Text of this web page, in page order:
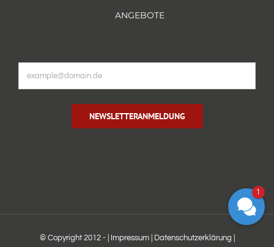
ANGEBOTE
NEWSLETTERANMELDUNG
© Copyright 2012 - Impressum| Datenschutzerklärung
1